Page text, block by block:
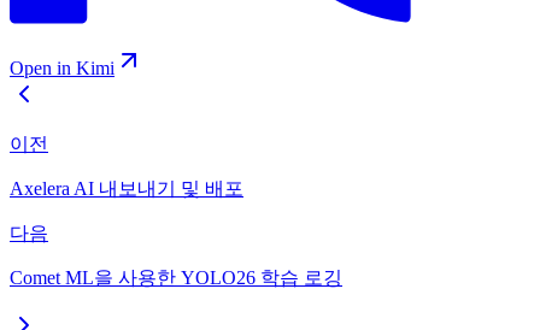
Open in Kimi
이전
Axelera AI 내보내기 및 배포
다음
Comet ML을 사용한 YOLO26 학습 로깅